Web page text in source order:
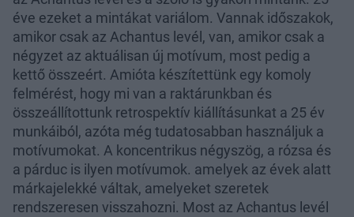
éve ezeket a mintákat variálom. Vannak időszakok,
amikor csak az Achantus levél, van, amikor csak a
négyzet az aktuálisan új motívum, most pedig a
kettő összeért. Amióta készítettünk egy komoly
felmérést, hogy mi van a raktárunkban és
összeállítottunk retrospektív kiállításunkat a 25 év
munkáiból, azóta még tudatosabban használjuk a
motívumokat. A koncentrikus négyszög, a rózsa és
a párduc is ilyen motívumok. amelyek az évek alatt
márkajelekké váltak, amelyeket szeretek
rendszeresen visszahozni. Most az Achantus levél